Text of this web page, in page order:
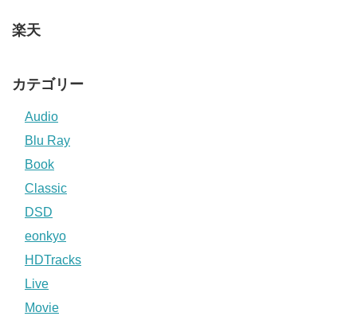
楽天
カテゴリー
Audio
Blu Ray
Book
Classic
DSD
eonkyo
HDTracks
Live
Movie